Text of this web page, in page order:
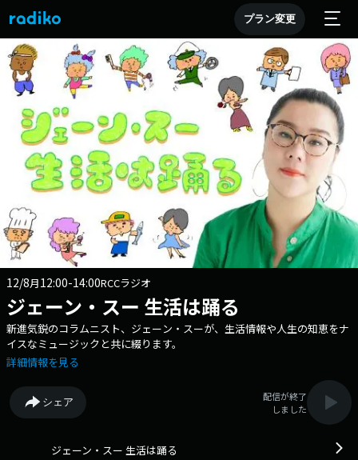
プラン変更
12/8月12:00-14:00RCCラジオ
ジェーン・スー 生活は踊る
新進気鋭のコラムニスト、ジェーン・スーが、生活情報や人生の知恵をナ
イスなミュージックと共に綴ります。
詳細情報を見る
シェア
配信が終了
しました
ジェーン・スー 生活は踊る